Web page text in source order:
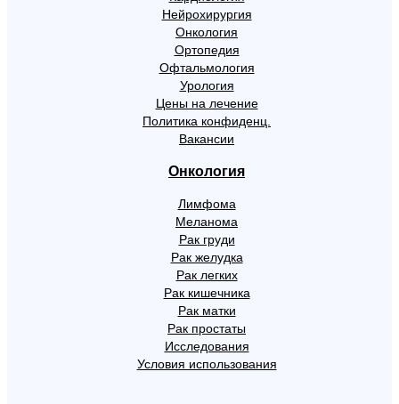
Нейрохирургия
Онкология
Ортопедия
Офтальмология
Урология
Цены на лечение
Политика конфиденц.
Вакансии
Онкология
Лимфома
Меланома
Рак груди
Рак желудка
Рак легких
Рак кишечника
Рак матки
Рак простаты
Исследования
Условия использования